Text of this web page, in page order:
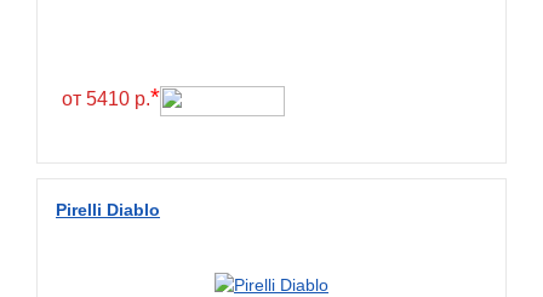
от 5410 р.*
Pirelli Diablo